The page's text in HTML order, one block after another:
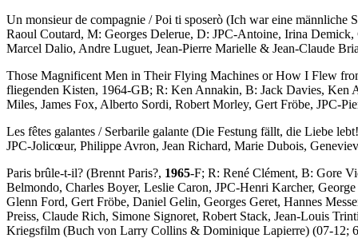
Un monsieur de compagnie /Poi ti sposerò (Ich war eine männliche
Raoul Coutard, M: Georges Delerue, D: JPC-Antoine, Irina
Marcel Dalio, Andre Luguet, Jean-Pierre Marielle & Jean-Claude
Those Magnificent Men in Their Flying Machines or How I Flew
fliegenden Kisten, 1964-GB; R: Ken Annakin, B: Jack Davies,
Miles, James Fox, Alberto Sordi, Robert Morley, Gert Fröbe, JPC-
Les fêtes galantes / Serbarile galante (Die Festung fällt, die Liebe
JPC-Jolicœur, Philippe Avron, Jean Richard, Marie Dubois,
Paris brûle-t-il? (Brennt Paris?, 1965-F; R: René Clément, B: Gore
Belmondo, Charles Boyer, Leslie Caron, JPC-Henri Karcher,
Glenn Ford, Gert Fröbe, Daniel Gelin, Georges Geret, Hannes
Preiss, Claude Rich, Simone Signoret, Robert Stack, Jean-Louis
Kriegsfilm (Buch von Larry Collins & Dominique Lapierre) (07-12;